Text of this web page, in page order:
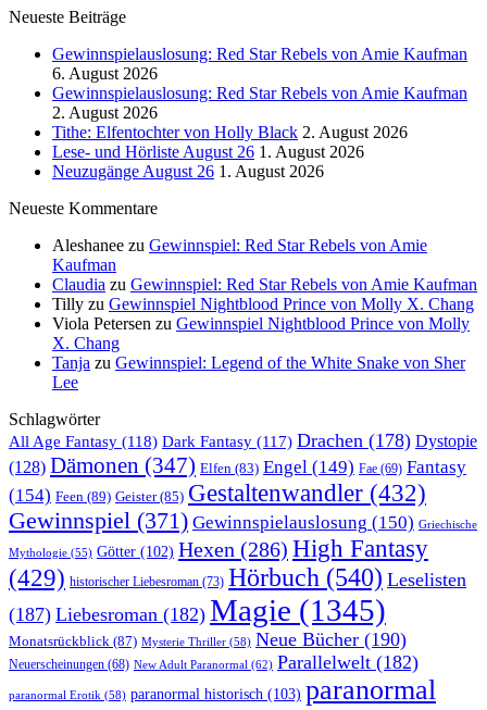
Neueste Beiträge
Gewinnspielauslosung: Red Star Rebels von Amie Kaufman
6. August 2026
Gewinnspielauslosung: Red Star Rebels von Amie Kaufman
2. August 2026
Tithe: Elfentochter von Holly Black 2. August 2026
Lese- und Hörliste August 26 1. August 2026
Neuzugänge August 26 1. August 2026
Neueste Kommentare
Aleshanee zu Gewinnspiel: Red Star Rebels von Amie
Kaufman
Claudia zu Gewinnspiel: Red Star Rebels von Amie Kaufman
Tilly zu Gewinnspiel Nightblood Prince von Molly X. Chang
Viola Petersen zu Gewinnspiel Nightblood Prince von Molly
X. Chang
Tanja zu Gewinnspiel: Legend of the White Snake von Sher
Lee
Schlagwörter
All Age Fantasy (118) Dark Fantasy (117) Drachen (178) Dystopie
(128) Dämonen (347) Elfen (83) Engel (149) Fae (69) Fantasy
(154) Feen (89) Geister(85) Gestaltenwandler (432)
Gewinnspiel (371) Gewinnspielauslosung (150) Griechische
Mythologie (55) Götter (102) Hexen (286) High Fantasy
(429) historischer Liebesroman (73) Hörbuch (540) Leselisten
(187) Liebesroman (182) Magie (1345)
Monatsrückblick (87) Mysterie Thriller (58) Neue Bücher (190)
Neuerscheinungen (68) New Adult Paranormal (62) Parallelwelt (182)
paranormal Erotik (58) paranormal historisch (103) paranormal